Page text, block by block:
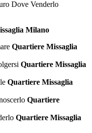
Dove Venderlo
Milano
Quartiere Missaglia
Quartiere Missaglia
Quartiere Missaglia
Quartiere
Quartiere Missaglia